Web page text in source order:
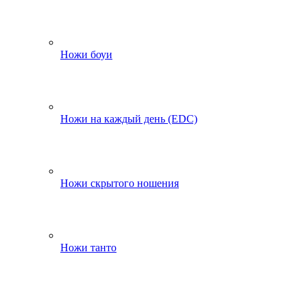
Ножи боуи
Ножи на каждый день (EDC)
Ножи скрытого ношения
Ножи танто